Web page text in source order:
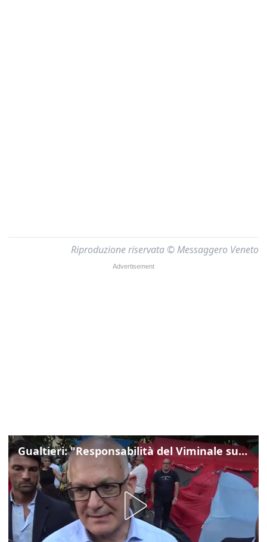
Riproduzione riservata © Messaggero Veneto
Gualtieri: "Responsabilità del Viminale su Spin Time? La posizione dei partiti è nota"